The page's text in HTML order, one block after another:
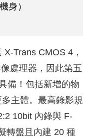
身）
Trans CMOS 4，
處理器，因此第五
備！包括新增的物
主體。最高錄影規
10bit 內錄與 F-
轉盤且內建 20 種